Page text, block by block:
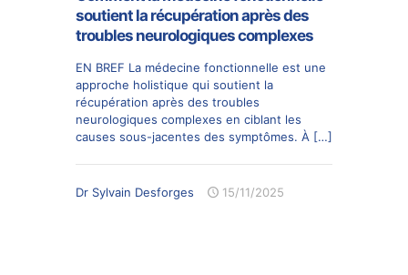
soutient la récupération après des
troubles neurologiques complexes
EN BREF La médecine fonctionnelle est une
approche holistique qui soutient la
récupération après des troubles
neurologiques complexes en ciblant les
causes sous-jacentes des symptômes. À […]
Dr Sylvain Desforges 15/11/2025